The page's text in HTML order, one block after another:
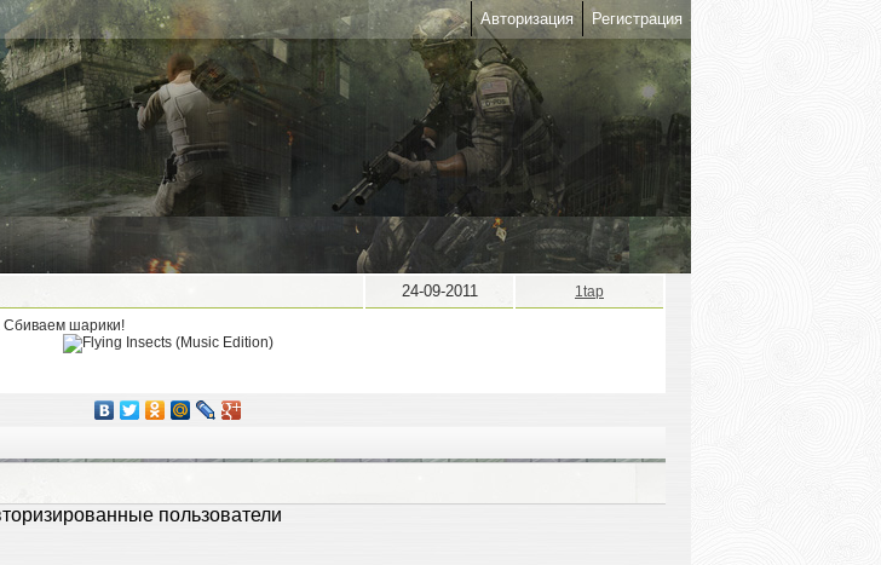
Авторизация Регистрация
24-09-2011
1tap
Сбиваем шарики!
пользователи